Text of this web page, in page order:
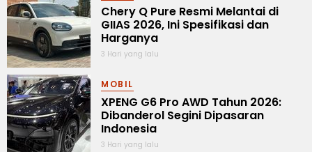
Chery Q Pure Resmi Melantai di
GIIAS 2026, Ini Spesifikasi dan
Harganya
3 Hari yang lalu
MOBIL
XPENG G6 Pro AWD Tahun 2026:
Dibanderol Segini Dipasaran
Indonesia
3 Hari yang lalu